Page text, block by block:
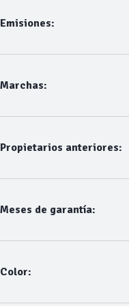
Emisiones:
Marchas:
Propietarios anteriores:
Meses de garantía:
Color: